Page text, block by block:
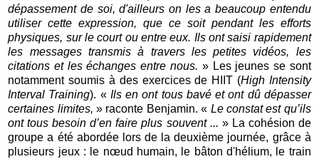
dépassement de soi, d'ailleurs on les a beaucoup entendu
utiliser cette expression, que ce soit pendant les efforts
physiques, sur le court ou entre eux. Ils ont saisi rapidement
les messages transmis à travers les petites vidéos, les
citations et les échanges entre nous. » Les jeunes se sont
notamment soumis à des exercices de HIIT (High Intensity
Interval Training). « Ils en ont tous bavé et ont dû dépasser
certaines limites, » raconte Benjamin. « Le constat est qu’ils
ont tous besoin d’en faire plus souvent ... » La cohésion de
groupe a été abordée lors de la deuxième journée, grâce à
plusieurs jeux : le nœud humain, le bâton d'hélium, le train